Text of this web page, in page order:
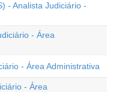
- Analista Judiciário -
- Área
- Área Administrativa
- Área